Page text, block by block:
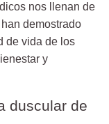
nos llenan de
demostrado
de vida de los
y
duscular de